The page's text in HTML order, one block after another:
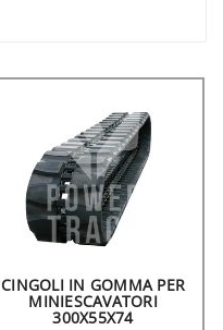
CINGOLI IN GOMMA PER
MINIESCAVATORI
300X55X74